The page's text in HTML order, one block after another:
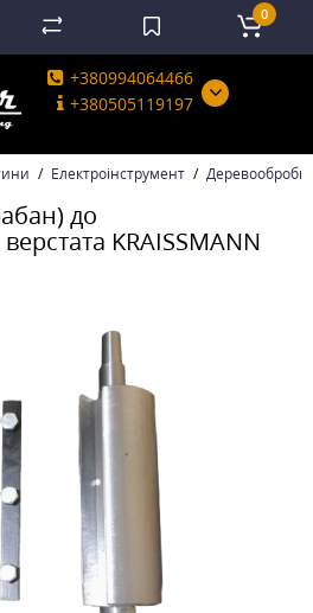
+380994064466
+380505119197
0
Електроінструмент
до
KRAISSMANN